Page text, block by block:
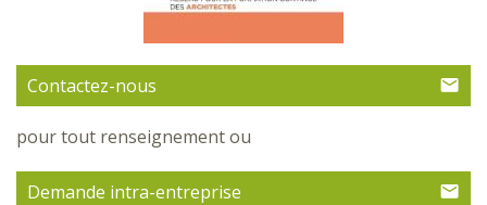
Contactez-nous
pour tout renseignement ou
Demande intra-entreprise